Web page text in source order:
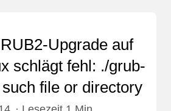
Upgrade auf
schlägt fehl: ./grub-
file or directory